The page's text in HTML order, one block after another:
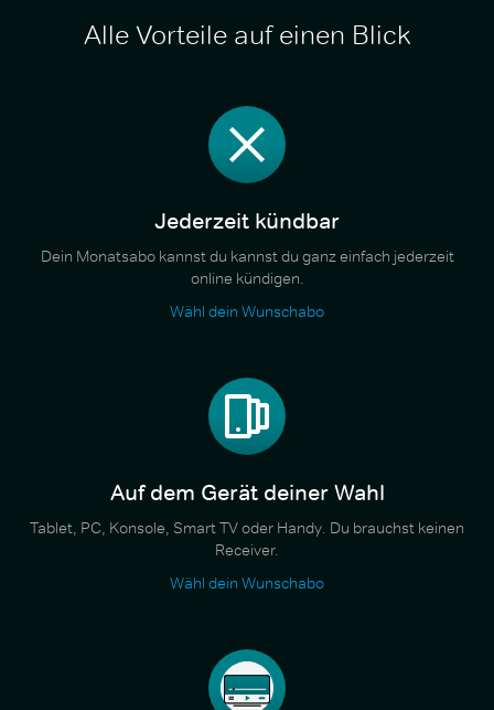
Alle Vorteile auf einen Blick
Jederzeit kündbar
Dein Monatsabo kannst du kannst du ganz einfach jederzeit
online kündigen.
Wähl dein Wunschabo
Auf dem Gerät deiner Wahl
Tablet, PC, Konsole, Smart TV oder Handy. Du brauchst keinen
Receiver.
Wähl dein Wunschabo